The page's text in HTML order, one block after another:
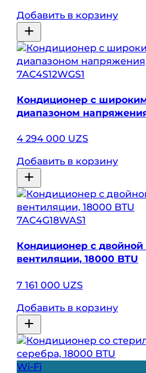
Добавить в корзину
7AC4S12WGS1
Кондиционер с
диапазоном
4 294 000 UZS
Добавить в корзину
7AC4G18WAS1
Кондиционер с двойной
вентиляции, 18000 BTU
7 161 000 UZS
Добавить в корзину
Wi-Fi